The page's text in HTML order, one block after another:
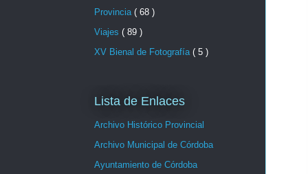
Provincia ( 68 )
Viajes ( 89 )
XV Bienal de Fotografía ( 5 )
Lista de Enlaces
Archivo Histórico Provincial
Archivo Municipal de Córdoba
Ayuntamiento de Córdoba